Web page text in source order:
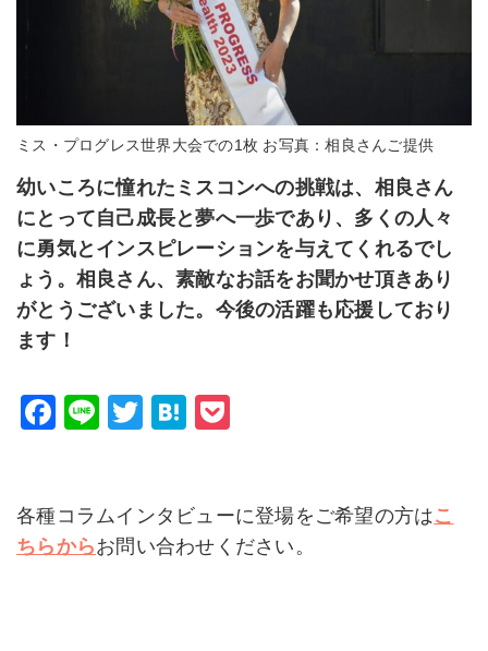
ミス・プログレス世界大会での1枚 お写真：相良さんご提供
幼いころに憧れたミスコンへの挑戦は、相良さん
にとって自己成長と夢へ一歩であり、多くの人々
に勇気とインスピレーションを与えてくれるでし
ょう。相良さん、素敵なお話をお聞かせ頂きあり
がとうございました。今後の活躍も応援しており
ます！
F
e
b
Li
T
er
H
n
a
k
et
各種コラムインタビューに登場をご希望の方はこ
ちらからお問い合わせください。